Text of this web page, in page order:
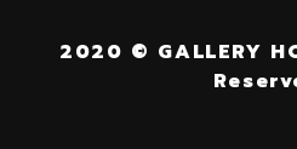
2020 © GALLERY